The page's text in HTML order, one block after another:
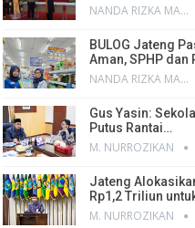
NANDA RIZKA MAHENDRA
BULOG Jateng
Aman, SPHP
NANDA RIZKA MAHENDRA
Gus Yasin:
Putus Rantai…
M. NURROZIKAN
Jateng
Rp1,2 Triliun
M. NURROZIKAN